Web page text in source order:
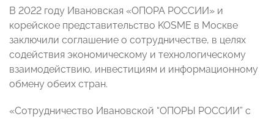
В 2022 году Ивановская «ОПОРА РОССИИ» и
корейское представительство KOSME в Москве
заключили соглашение о сотрудничестве, в целях
содействия экономическому и технологическому
взаимодействию, инвестициям и информационному
обмену обеих стран.
«Сотрудничество Ивановской “ОПОРЫ РОССИИ” с